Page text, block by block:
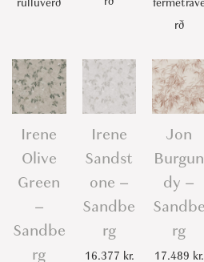
y
rð
Irene
Olive
Green
–
Sandbe
rg
Irene
Sandst
one –
Sandbe
rg
16.377 kr.
Jon
Burgun
dy –
Sandbe
rg
17.489 kr.